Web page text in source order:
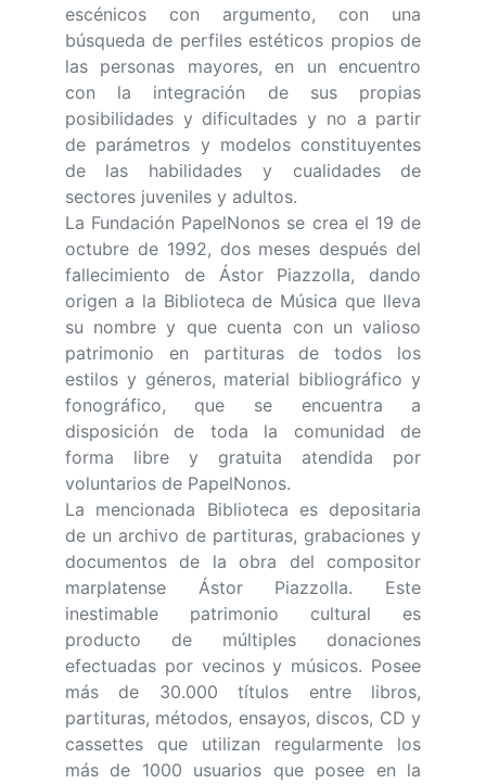
escénicos con argumento, con una
búsqueda de perfiles estéticos propios de
las personas mayores, en un encuentro
con la integración de sus propias
posibilidades y dificultades y no a partir
de parámetros y modelos constituyentes
de las habilidades y cualidades de
sectores juveniles y adultos.
La Fundación PapelNonos se crea el 19 de
octubre de 1992, dos meses después del
fallecimiento de Ástor Piazzolla, dando
origen a la Biblioteca de Música que lleva
su nombre y que cuenta con un valioso
patrimonio en partituras de todos los
estilos y géneros, material bibliográfico y
fonográfico, que se encuentra a
disposición de toda la comunidad de
forma libre y gratuita atendida por
voluntarios de PapelNonos.
La mencionada Biblioteca es depositaria
de un archivo de partituras, grabaciones y
documentos de la obra del compositor
marplatense Ástor Piazzolla. Este
inestimable patrimonio cultural es
producto de múltiples donaciones
efectuadas por vecinos y músicos. Posee
más de 30.000 títulos entre libros,
partituras, métodos, ensayos, discos, CD y
cassettes que utilizan regularmente los
más de 1000 usuarios que posee en la